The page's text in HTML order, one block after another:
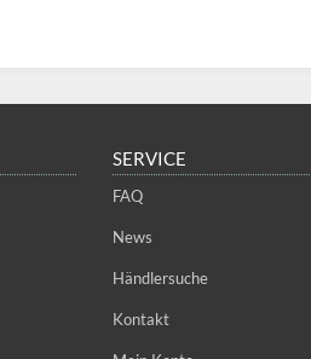
SERVICE
FAQ
News
Händlersuche
Kontakt